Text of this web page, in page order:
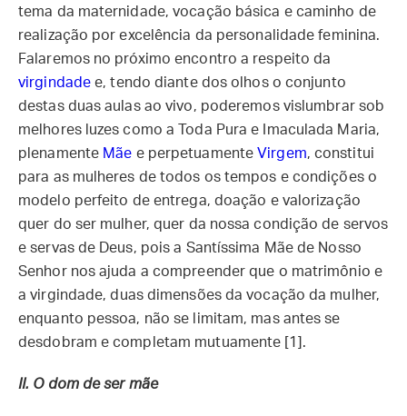
tema da maternidade, vocação básica e caminho de
realização por excelência da personalidade feminina.
Falaremos no próximo encontro a respeito da
virgindade e, tendo diante dos olhos o conjunto
destas duas aulas ao vivo, poderemos vislumbrar sob
melhores luzes como a Toda Pura e Imaculada Maria,
plenamente Mãe e perpetuamenteVirgem, constitui
para as mulheres de todos os tempos e condições o
modelo perfeito de entrega, doação e valorização
quer do ser mulher, quer da nossa condição de servos
e servas de Deus, pois a Santíssima Mãe de Nosso
Senhor nos ajuda a compreender que o matrimônio e
a virgindade, duas dimensões da vocação da mulher,
enquanto pessoa, não se limitam, mas antes se
desdobram e completam mutuamente [1].
II. O dom de ser mãe